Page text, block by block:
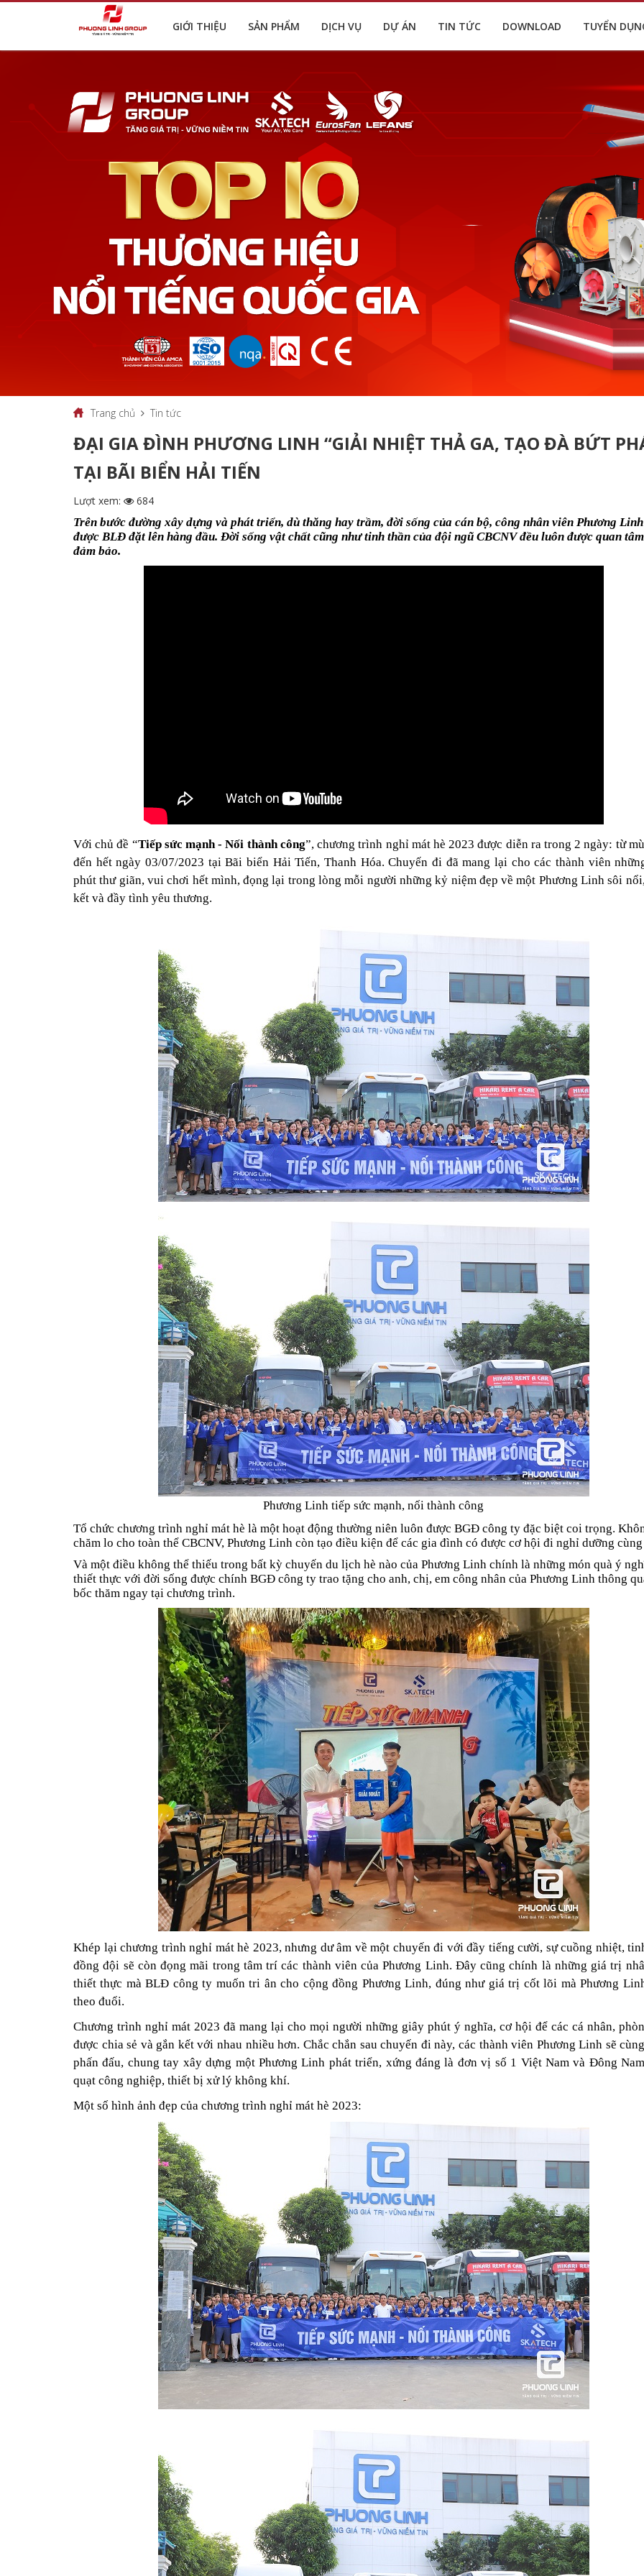
GIỚI THIỆU SẢN PHẨM DỊCH VỤ DỰ ÁN TIN TỨC DOWNLOAD TUYỂN
Trang chủ Tin tức
ĐẠI GIA ĐÌNH PHƯƠNG LINH “GIẢI NHIỆT THẢ GA, TẠO ĐÀ BỨT
TẠI BÃI BIỂN HẢI TIẾN
Lượt xem:
684
Trên bước đường xây dựng và phát triển, dù thăng hay trầm, đời sống của cán bộ, công nhân viên Phương
được BLĐ đặt lên hàng đầu. Đời sống vật chất cũng như tinh thần của đội ngũ CBCNV đều luôn được quan
đảm bảo.
Với chủ đề “Tiếp sức mạnh - Nối thành công”, chương trình nghỉ mát hè 2023 được diễn ra trong 2 ngày: từ
đến hết ngày 03/07/2023 tại Bãi biển Hải Tiến, Thanh Hóa. Chuyến đi đã mang lại cho các thành viên
phút thư giãn, vui chơi hết mình, đọng lại trong lòng mỗi người những kỷ niệm đẹp về một Phương Linh sôi
kết và đầy tình yêu thương.
Phương Linh tiếp sức mạnh, nối thành công
Tổ chức chương trình nghỉ mát hè là một hoạt động thường niên luôn được BGĐ công ty đặc biệt coi trọng.
chăm lo cho toàn thể CBCNV, Phương Linh còn tạo điều kiện để các gia đình có được cơ hội đi nghỉ dưỡng cùng
Và một điều không thể thiếu trong bất kỳ chuyến du lịch hè nào của Phương Linh chính là những món quà ý
thiết thực với đời sống được chính BGĐ công ty trao tặng cho anh, chị, em công nhân của Phương Linh thông
bốc thăm ngay tại chương trình.
Khép lại chương trình nghỉ mát hè 2023, nhưng dư âm về một chuyến đi với đầy tiếng cười, sự cuồng nhiệt,
đồng đội sẽ còn đọng mãi trong tâm trí các thành viên của Phương Linh. Đây cũng chính là những giá trị
thiết thực mà BLĐ công ty muốn tri ân cho cộng đồng Phương Linh, đúng như giá trị cốt lõi mà Phương
theo đuổi.
Chương trình nghỉ mát 2023 đã mang lại cho mọi người những giây phút ý nghĩa, cơ hội để các cá nhân,
được chia sẻ và gắn kết với nhau nhiều hơn. Chắc chắn sau chuyến đi này, các thành viên Phương Linh sẽ
phấn đấu, chung tay xây dựng một Phương Linh phát triển, xứng đáng là đơn vị số 1 Việt Nam và Đông
quạt công nghiệp, thiết bị xử lý không khí.
Một số hình ảnh đẹp của chương trình nghỉ mát hè 2023: